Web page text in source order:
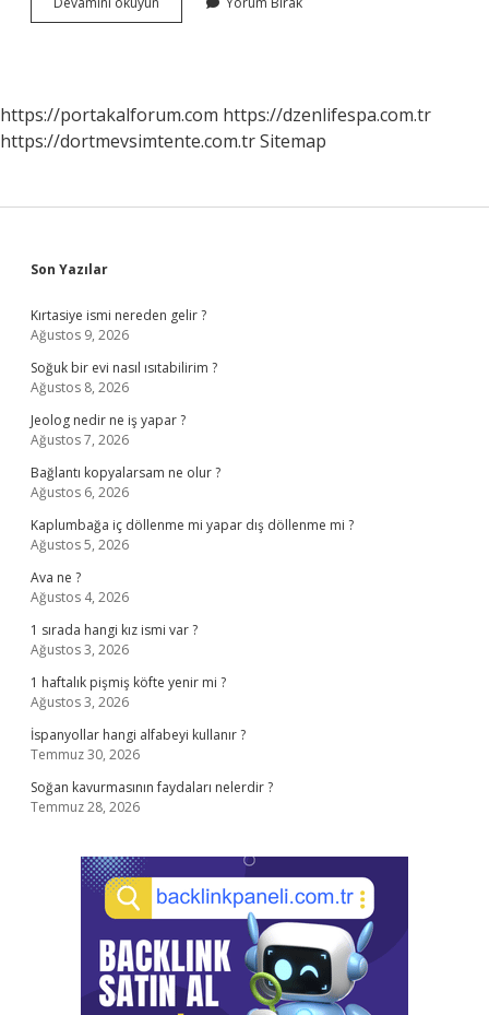
Ne
https://portakalforum.com https://dzenlifespa.com.tr
https://dortmevsimtente.com.trSitemap
Sidebar
Son Yazılar
Kırtasiye ismi nereden gelir ?
Ağustos 9, 2026
Soğuk bir evi nasıl ısıtabilirim ?
Ağustos 8, 2026
Jeolog nedir ne iş yapar ?
Ağustos 7, 2026
Bağlantı kopyalarsam ne olur ?
Ağustos 6, 2026
Kaplumbağa iç döllenme mi yapar dış döllenme mi ?
Ağustos 5, 2026
Ava ne ?
Ağustos 4, 2026
1 sırada hangi kız ismi var ?
Ağustos 3, 2026
1 haftalık pişmiş köfte yenir mi ?
Ağustos 3, 2026
İspanyollar hangi alfabeyi kullanır ?
Temmuz 30, 2026
Soğan kavurmasının faydaları nelerdir ?
Temmuz 28, 2026